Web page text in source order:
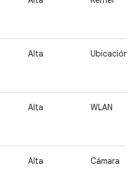
Alta Ubicación
Alta WLAN
Alta Cámara